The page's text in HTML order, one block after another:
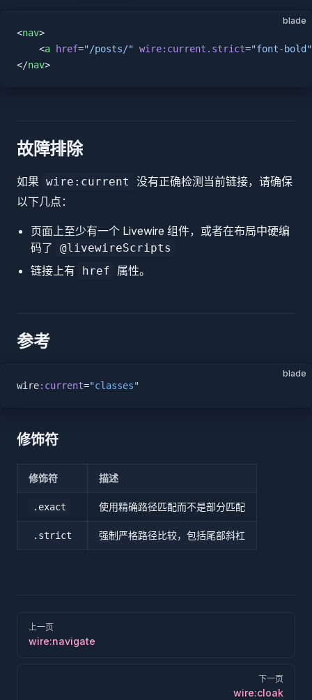
blade
<nav>
    <
a href="/posts/" wire:current.strict="font-bold"
</nav>
故障排除
如果 wire:current
没有正确检测当前链接，请确保
以下几点：
页面上至少有一个 Livewire 组件，或者在布局中硬编
码了
@livewireScripts
链接上有 href 属性。
参考
blade
wire:current="classes"
修饰符
修饰符 描述
.exact 使用精确路径匹配而不是部分匹配
.strict 强制严格路径比较，包括尾部斜杠
Pager
上一页
wire:navigate
下一页
wire:cloak